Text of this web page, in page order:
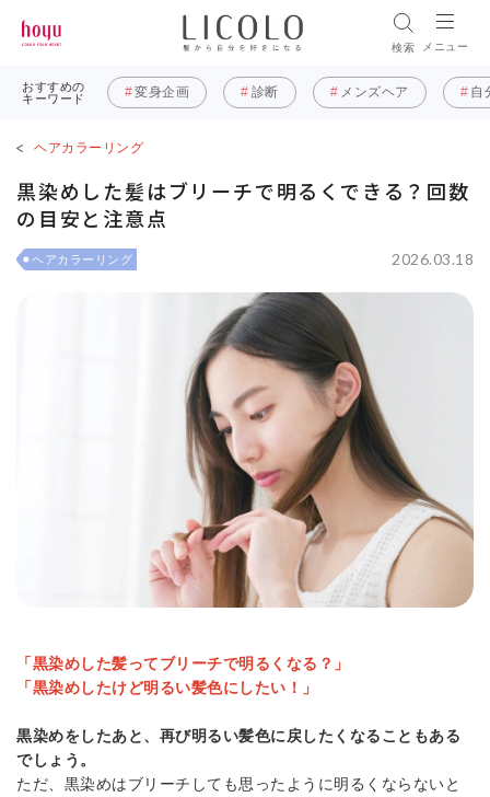
検索 メニュー
おすすめの
キーワード
変身企画 診断 メンズヘア 自
ヘアカラーリング
黒染めした髪はブリーチで明るくできる？回数
の目安と注意点
2026.03.18
ヘアカラーリング
「黒染めした髪ってブリーチで明るくなる？」
「黒染めしたけど明るい髪色にしたい！」
黒染めをしたあと、再び明るい髪色に戻したくなることもある
でしょう。
ただ、黒染めはブリーチしても思ったように明るくならないと